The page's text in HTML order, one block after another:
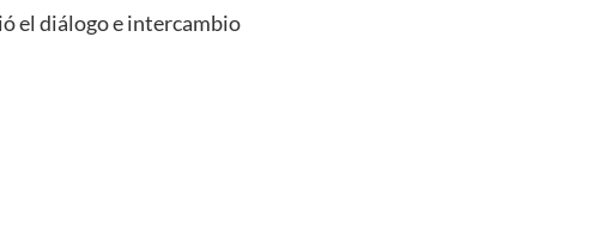
el diálogo e intercambio